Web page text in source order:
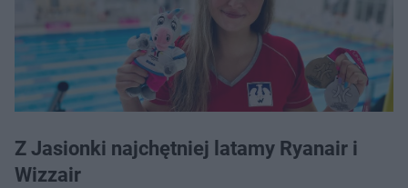
Z Jasionki najchętniej latamy Ryanair i
Wizzair